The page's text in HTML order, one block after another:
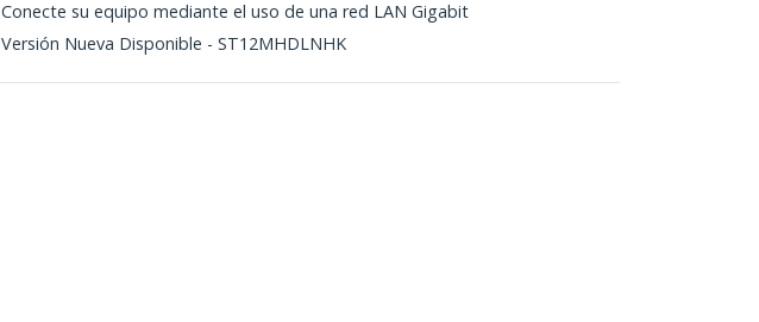
Conecte su equipo mediante el uso de una red LAN Gigabit
Versión Nueva Disponible - ST12MHDLNHK